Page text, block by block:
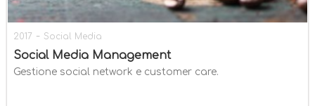
2017 - Social Media
Social Media Management
Gestione social network e customer care.